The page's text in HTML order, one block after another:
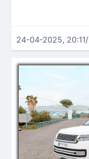
24-04-2025, 20:11/